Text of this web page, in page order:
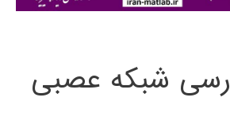
شبکه عصبی